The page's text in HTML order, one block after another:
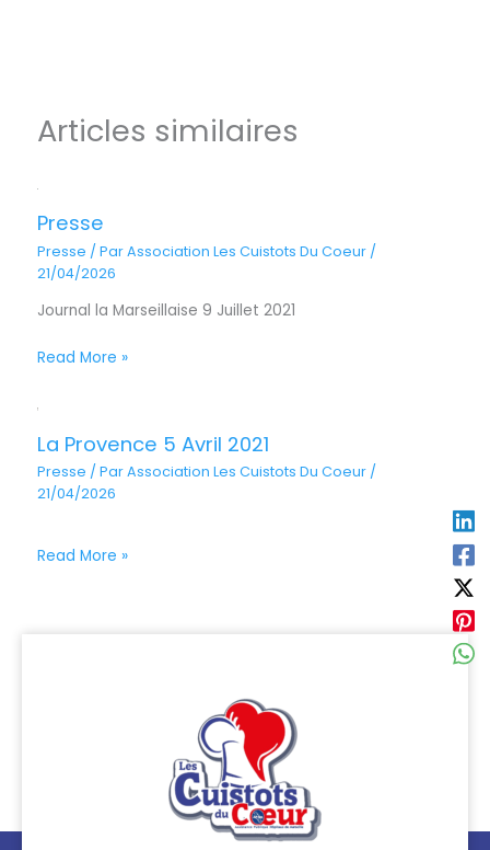
Articles similaires
Presse
Presse / ParAssociation Les Cuistots Du Coeur /
21/04/2026
Journal la Marseillaise 9 Juillet 2021
Read More »
La Provence 5 Avril 2021
Presse / ParAssociation Les Cuistots Du Coeur /
21/04/2026
Read More »